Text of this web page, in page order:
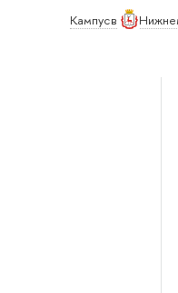
Кампус в